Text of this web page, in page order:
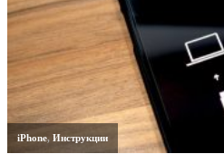
iPhone,Инструкции